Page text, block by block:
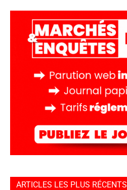
ARTICLES LES PLUS RÉCENTS